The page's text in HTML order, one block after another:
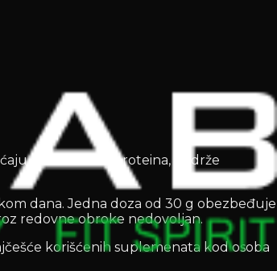
dnevni unos proteina, podrže
dana. Jedna doza od 30 g obezbeđuje
redovne obroke nedovoljan.
korišćenih suplemenata kod osoba